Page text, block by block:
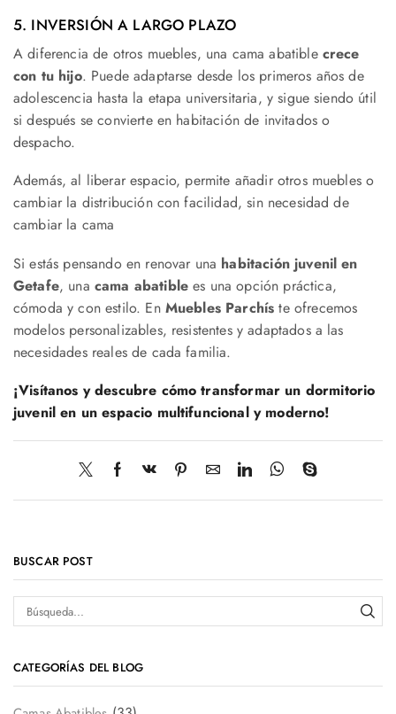
5. INVERSIÓN A LARGO PLAZO
A diferencia de otros muebles, una cama abatible crece
con tu hijo. Puede adaptarse desde los primeros años de
adolescencia hasta la etapa universitaria, y sigue siendo útil
si después se convierte en habitación de invitados o
despacho.
Además, al liberar espacio, permite añadir otros muebles o
cambiar la distribución con facilidad, sin necesidad de
cambiar la cama
Si estás pensando en renovar una habitación juvenil en
Getafe, una cama abatible es una opción práctica,
cómoda y con estilo. En Muebles Parchís te ofrecemos
modelos personalizables, resistentes y adaptados a las
necesidades reales de cada familia.
¡Visítanos y descubre cómo transformar un dormitorio
juvenil en un espacio multifuncional y moderno!
BUSCAR POST
CATEGORÍAS DEL BLOG